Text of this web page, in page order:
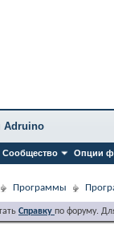
Сообщество Опции
Adruino
Программы
Справку по форуму.